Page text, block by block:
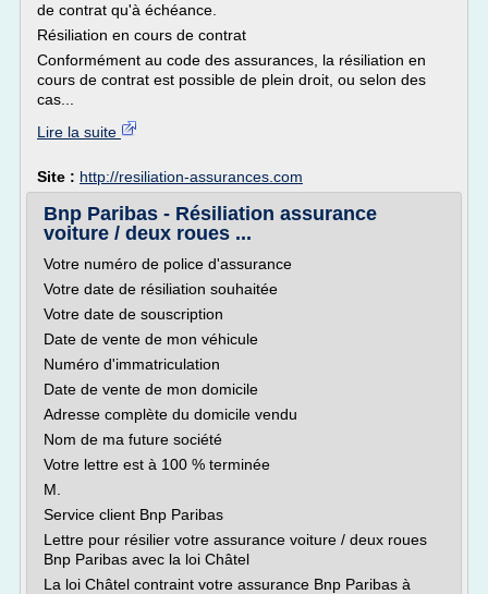
de contrat qu'à échéance.
Résiliation en cours de contrat
Conformément au code des assurances, la résiliation en
cours de contrat est possible de plein droit, ou selon des
cas...
Lire la suite
Site : http://resiliation-assurances.com
Bnp Paribas - Résiliation assurance
voiture / deux roues ...
Votre numéro de police d'assurance
Votre date de résiliation souhaitée
Votre date de souscription
Date de vente de mon véhicule
Numéro d'immatriculation
Date de vente de mon domicile
Adresse complète du domicile vendu
Nom de ma future société
Votre lettre est à 100 % terminée
M.
Service client Bnp Paribas
Lettre pour résilier votre assurance voiture / deux roues
Bnp Paribas avec la loi Châtel
La loi Châtel contraint votre assurance Bnp Paribas à